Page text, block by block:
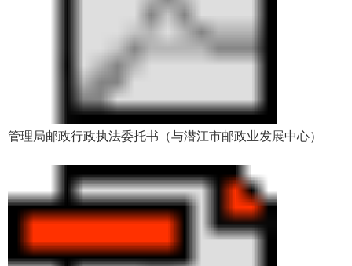
管理局邮政行政执法委托书（与潜江市邮政业发展中心）